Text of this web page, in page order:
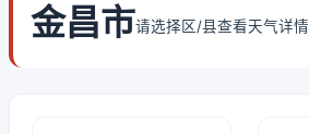
金昌市请选择区/县查看天气详情